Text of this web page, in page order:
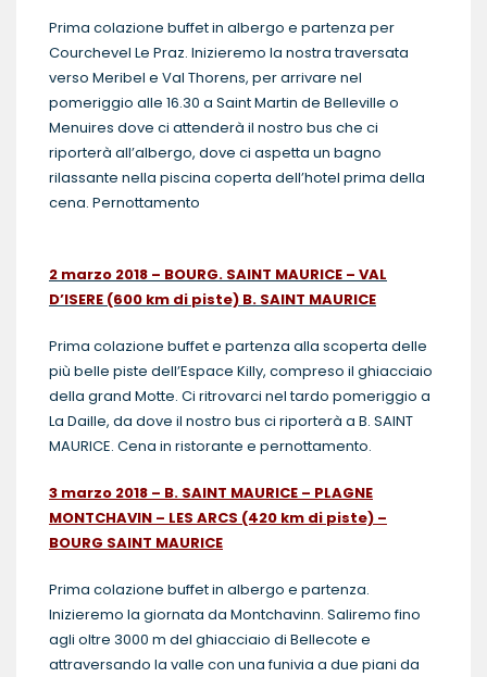
Prima colazione buffet in albergo e partenza per
Courchevel Le Praz. Inizieremo la nostra traversata
verso Meribel e Val Thorens, per arrivare nel
pomeriggio alle 16.30 a Saint Martin de Belleville o
Menuires dove ci attenderà il nostro bus che ci
riporterà all’albergo, dove ci aspetta un bagno
rilassante nella piscina coperta dell’hotel prima della
cena. Pernottamento
2 marzo 2018 – BOURG. SAINT MAURICE – VAL
D’ISERE (600 km di piste) B. SAINT MAURICE
Prima colazione buffet e partenza alla scoperta delle
più belle piste dell’Espace Killy, compreso il ghiacciaio
della grand Motte. Ci ritrovarci nel tardo pomeriggio a
La Daille, da dove il nostro bus ci riporterà a B. SAINT
MAURICE. Cena in ristorante e pernottamento.
3 marzo 2018 – B. SAINT MAURICE – PLAGNE
MONTCHAVIN – LES ARCS (420 km di piste) –
BOURG SAINT MAURICE
Prima colazione buffet in albergo e partenza.
Inizieremo la giornata da Montchavinn. Saliremo fino
agli oltre 3000 m del ghiacciaio di Bellecote e
attraversando la valle con una funivia a due piani da